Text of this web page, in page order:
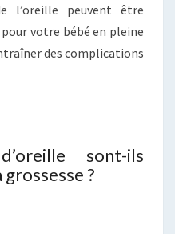
l’oreille peuvent être
votre bébé en pleine
des complications
sont-ils
?